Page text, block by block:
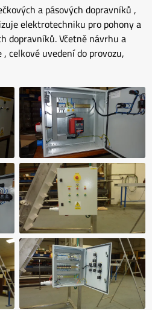
a pásových dopravníků ,
elektrotechniku pro pohony a
dopravníků. Včetně návrhu a
celkové uvedení do provozu,